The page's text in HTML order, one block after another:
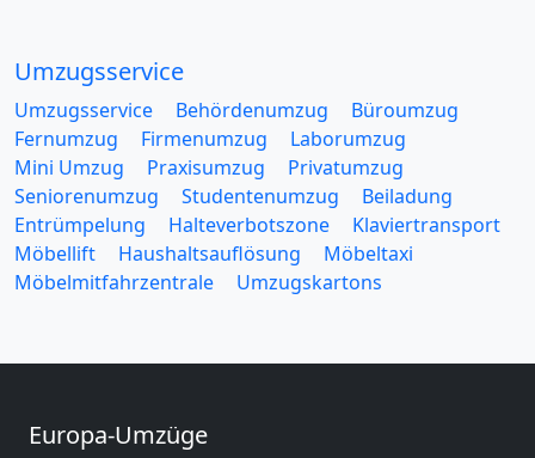
Umzugsservice
Umzugsservice Behördenumzug
Büroumzug
Fernumzug
Firmenumzug
Laborumzug
Mini Umzug
Praxisumzug
Privatumzug
Seniorenumzug
Studentenumzug
Beiladung
Entrümpelung
Halteverbotszone
Klaviertransport
Möbellift
Haushaltsauflösung
Möbeltaxi
Möbelmitfahrzentrale
Umzugskartons
Europa-Umzüge